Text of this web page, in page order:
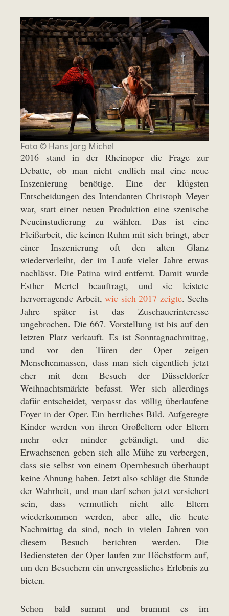
Foto © Hans Jörg Michel
2016 stand in der Rheinoper die Frage zur
Debatte, ob man nicht endlich mal eine neue
Inszenierung benötige. Eine der klügsten
Entscheidungen des Intendanten Christoph Meyer
war, statt einer neuen Produktion eine szenische
Neueinstudierung zu wählen. Das ist eine
Fleißarbeit, die keinen Ruhm mit sich bringt, aber
einer Inszenierung oft den alten Glanz
wiederverleiht, der im Laufe vieler Jahre etwas
nachlässt. Die Patina wird entfernt. Damit wurde
Esther Mertel beauftragt, und sie leistete
hervorragende Arbeit, wie sich 2017 zeigte. Sechs
Jahre später ist das Zuschauerinteresse
ungebrochen. Die 667. Vorstellung ist bis auf den
letzten Platz verkauft. Es ist Sonntagnachmittag,
und vor den Türen der Oper zeigen
Menschenmassen, dass man sich eigentlich jetzt
eher mit dem Besuch der Düsseldorfer
Weihnachtsmärkte befasst. Wer sich allerdings
dafür entscheidet, verpasst das völlig überlaufene
Foyer in der Oper. Ein herrliches Bild. Aufgeregte
Kinder werden von ihren Großeltern oder Eltern
mehr oder minder gebändigt, und die
Erwachsenen geben sich alle Mühe zu verbergen,
dass sie selbst von einem Opernbesuch überhaupt
keine Ahnung haben. Jetzt also schlägt die Stunde
der Wahrheit, und man darf schon jetzt versichert
sein, dass vermutlich nicht alle Eltern
wiederkommen werden, aber alle, die heute
Nachmittag da sind, noch in vielen Jahren von
diesem Besuch berichten werden. Die
Bediensteten der Oper laufen zur Höchstform auf,
um den Besuchern ein unvergessliches Erlebnis zu
bieten.
Schon bald summt und brummt es im